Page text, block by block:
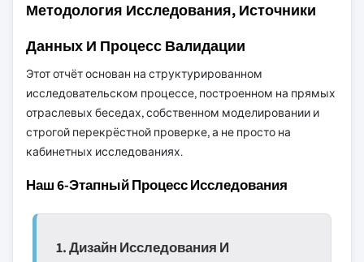
Методология Исследования, Источники
Данных И Процесс Валидации
Этот отчёт основан на структурированном
исследовательском процессе, построенном на прямых
отраслевых беседах, собственном моделировании и
строгой перекрёстной проверке, а не просто на
кабинетных исследованиях.
Наш 6-Этапный Процесс Исследования
1. Дизайн Исследования И